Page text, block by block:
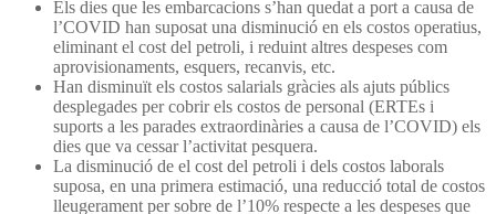
Els dies que les embarcacions s’han quedat a port a causa de
l’COVID han suposat una disminució en els costos operatius,
eliminant el cost del petroli, i reduint altres despeses com
aprovisionaments, esquers, recanvis, etc.
Han disminuït els costos salarials gràcies als ajuts públics
desplegades per cobrir els costos de personal (ERTEs i
suports a les parades extraordinàries a causa de l’COVID) els
dies que va cessar l’activitat pesquera.
La disminució de el cost del petroli i dels costos laborals
suposa, en una primera estimació, una reducció total de costos
lleugerament per sobre de l’10% respecte a les despeses que